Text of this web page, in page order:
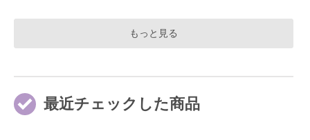
もっと見る
最近チェックした商品